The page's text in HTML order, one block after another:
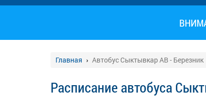
Главная Автобус Сыктывкар АВ - Березник
Расписание автобуса